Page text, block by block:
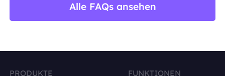
Alle FAQs ansehen
PRODUKTE
FUNKTIONEN